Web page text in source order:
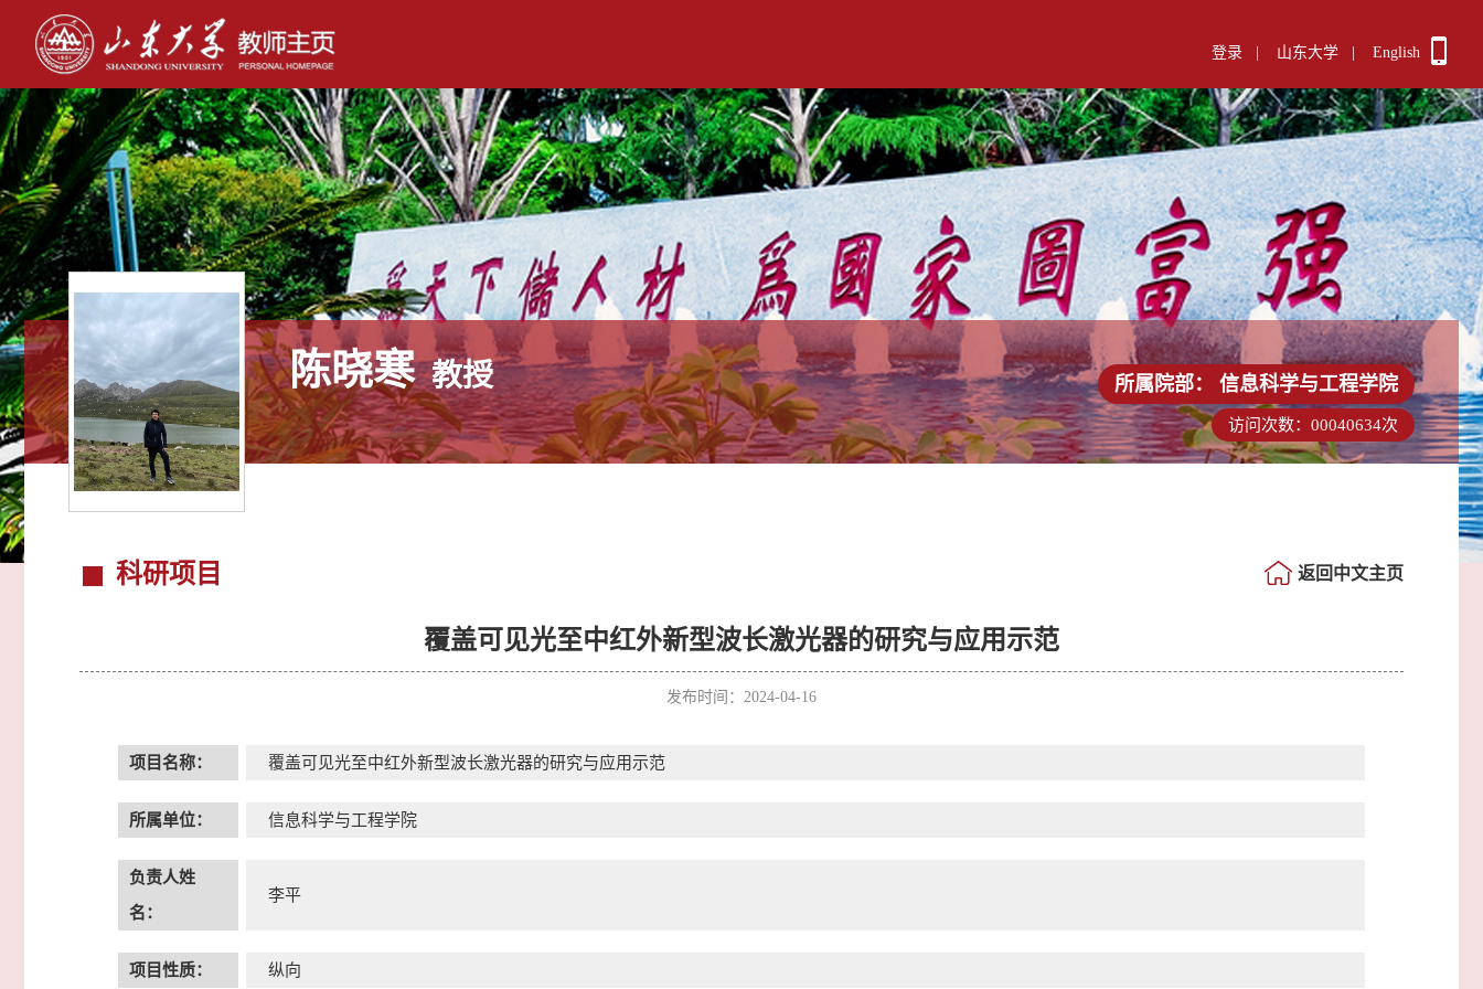
登录 山东大学 English
陈晓寒 教授 所属院部： 信息科学与工程学院
访问次数： 00040634次
科研项目 返回中文主页
覆盖可见光至中红外新型波长激光器的研究与应用示范
发布时间：2024-04-16
项目名称： 覆盖可见光至中红外新型波长激光器的研究与应用示范
所属单位： 信息科学与工程学院
负责人姓
名：
李平
项目性质： 纵向